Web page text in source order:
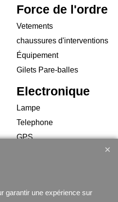
Force de l'ordre
Vetements
chaussures d'interventions
Équipement
Gilets Pare-balles
Electronique
Lampe
Telephone
GPS
garantir une expérience sur